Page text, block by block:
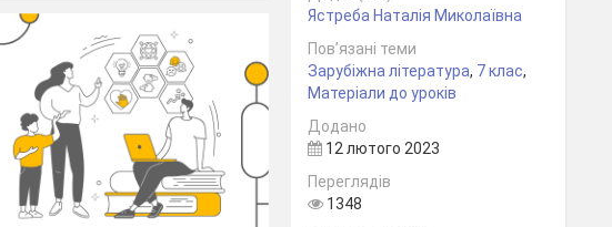
Ястреба Наталія Миколаївна
Пов’язані теми
Зарубіжна література, 7 клас,
Матеріали до уроків
Додано
12 лютого 2023
Переглядів
1348